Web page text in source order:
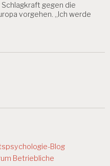
gegen die
vorgehen. „Ich werde
Blog
Betriebliche